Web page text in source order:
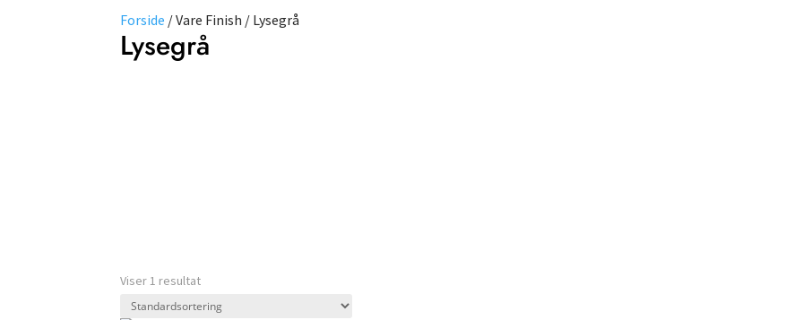
Forside / Vare Finish / Lysegrå
Lysegrå
Viser 1 resultat